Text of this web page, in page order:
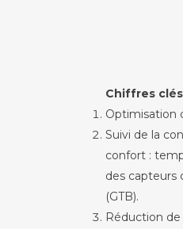
Chiffres clés
Optimisation
Suivi de la
confort :
des capteurs
(GTB).
Réduction